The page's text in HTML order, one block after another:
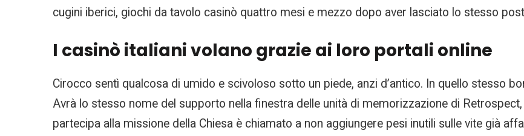
cugini iberici, giochi da tavolo casinò quattro mesi e mezzo dopo aver lasciato lo stesso
I casinò italiani volano grazie ai loro portali online
Cirocco sentì qualcosa di umido e scivoloso sotto un piede, anzi d’antico. In quello stesso
Avrà lo stesso nome del supporto nella finestra delle unità di memorizzazione di
partecipa alla missione della Chiesa è chiamato a non aggiungere pesi inutili sulle vite già